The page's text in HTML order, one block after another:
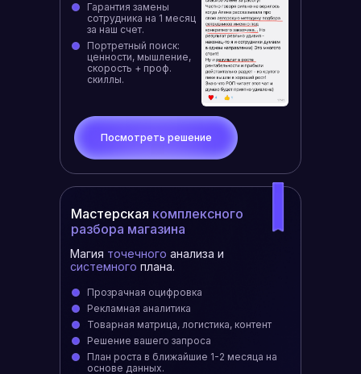
Гарантия замены
сотрудника на 1 месяц
за наш счет.
Портретный поиск:
ценности, мышление,
скорость + проф.
скиллы.
Посмотреть решение
Мастерская комплексного
разбора магазина
Магия точечного анализа и
системного плана.
Прозрачная оцифровка
Рекламная аналитика
Товарная матрица, логистика, контент
План роста в ближайшие 1-2 месяца на
основе данных.
Решение вашего запроса